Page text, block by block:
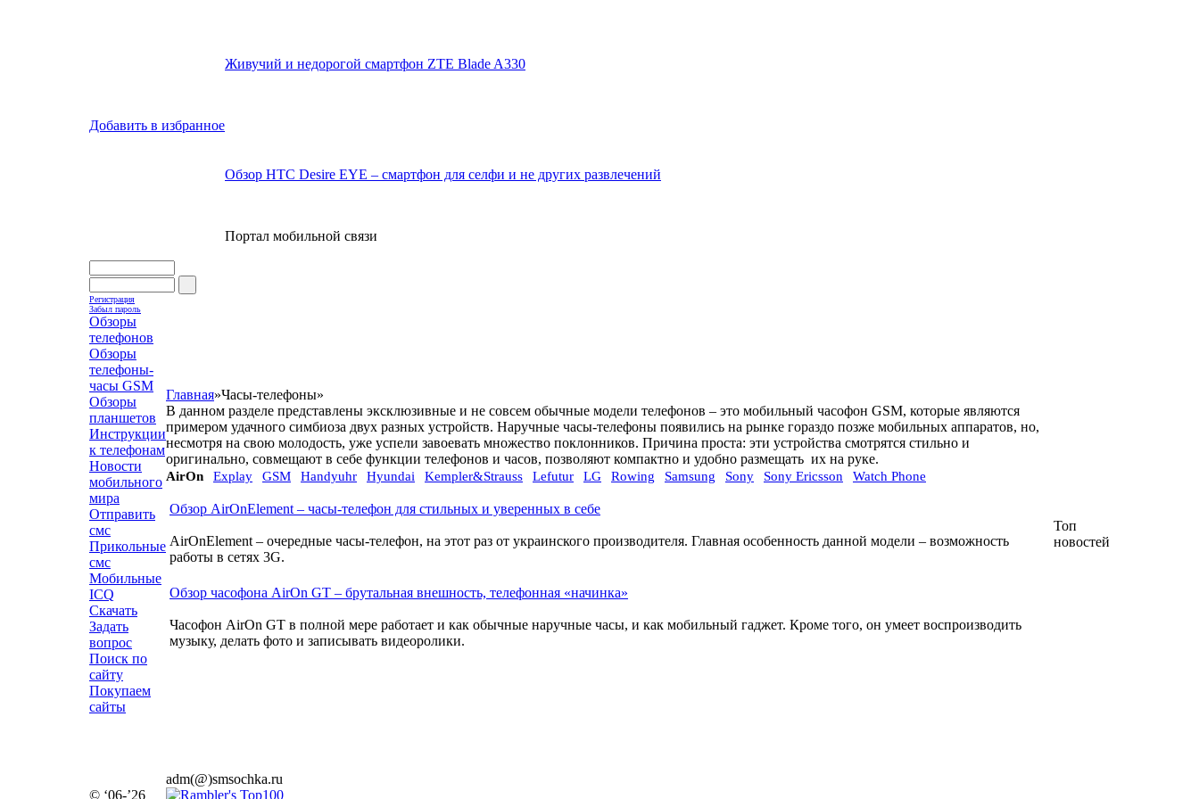
Добавить в избранное
Живучий и недорогой смартфон ZTE Blade A330
Обзор HTC Desire EYE – смартфон для селфи и не других развлечений
Портал мобильной связи
Регистрация
Забыл пароль
Обзоры
телефонов
Обзоры
телефоны-
часы GSM
Обзоры
планшетов
Инструкции
к телефонам
Новости
мобильного
мира
Отправить
смс
Прикольные
смс
Мобильные
ICQ
Скачать
Задать
вопрос
Поиск по
сайту
Покупаем
сайты
Главная»Часы-телефоны»
В данном разделе представлены эксклюзивные и не совсем обычные модели телефонов – это мобильный часофон GSM, которые являются
примером удачного симбиоза двух разных устройств. Наручные часы-телефоны появились на рынке гораздо позже мобильных аппаратов, но,
несмотря на свою молодость, уже успели завоевать множество поклонников. Причина проста: эти устройства смотрятся стильно и
оригинально, совмещают в себе функции телефонов и часов, позволяют компактно и удобно размещать их на руке.
AirOn Explay GSM Handyuhr Hyundai Kempler&Strauss Lefutur LG Rowing Samsung Sony Sony Ericsson Watch Phone
Обзор AirOnElement – часы-телефон для стильных и уверенных в себе
AirOnElement – очередные часы-телефон, на этот раз от украинского производителя. Главная особенность данной модели – возможность
работы в сетях 3G.
Обзор часофона AirOn GT – брутальная внешность, телефонная «начинка»
Часофон AirOn GT в полной мере работает и как обычные наручные часы, и как мобильный гаджет. Кроме того, он умеет воспроизводить
музыку, делать фото и записывать видеоролики.
Топ
новостей
© ‘06-’26
adm(@)smsochka.ru